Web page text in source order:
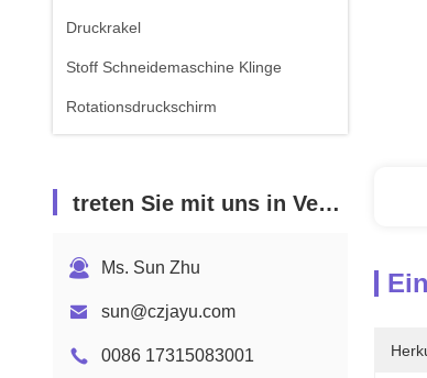
Druckrakel
Stoff Schneidemaschine Klinge
Rotationsdruckschirm
treten Sie mit uns in Verbindung
Ms. Sun Zhu
sun@czjayu.com
0086 17315083001